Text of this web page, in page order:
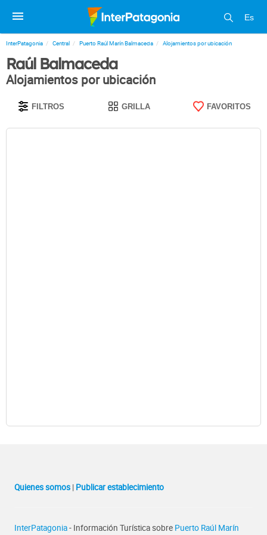
Es
InterPatagonia Central Puerto Raúl Marín Balmaceda Alojamientos por ubicación
Raúl Balmaceda
Alojamientos por ubicación
FILTROS GRILLA FAVORITOS
Quienes somos | Publicar establecimiento
InterPatagonia- Información Turística sobre Puerto Raúl Marín